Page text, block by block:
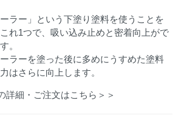
ラー」という下塗り塗料を使うことを
れ1つで、吸い込み止めと密着向上がで
。
ラーを塗った後に多めにうすめた塗料
はさらに向上します。
詳細・ご注文はこちら＞＞